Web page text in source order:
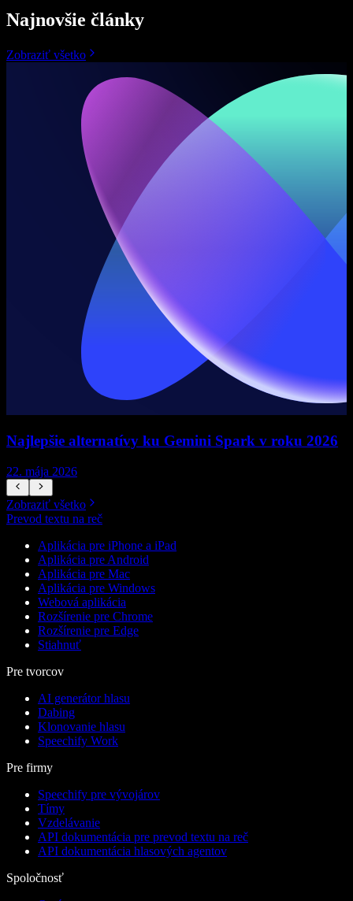
Najnovšie články
Zobraziť všetko
Najlepšie alternatívy ku Gemini Spark v roku 2026
22. mája 2026
Zobraziť všetko
Prevod textu na reč
Aplikácia pre iPhone a iPad
Aplikácia pre Android
Aplikácia pre Mac
Aplikácia pre Windows
Webová aplikácia
Rozšírenie pre Chrome
Rozšírenie pre Edge
Stiahnuť
Pre tvorcov
AI generátor hlasu
Dabing
Klonovanie hlasu
Speechify Work
Pre firmy
Speechify pre vývojárov
Tímy
Vzdelávanie
API dokumentácia pre prevod textu na reč
API dokumentácia hlasových agentov
Spoločnosť